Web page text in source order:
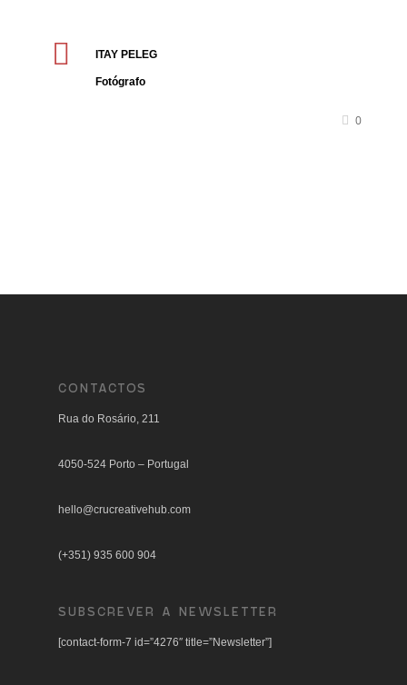
ITAY PELEG
Fotógrafo
0
CONTACTOS
Rua do Rosário, 211
4050-524 Porto – Portugal
hello@crucreativehub.com
(+351) 935 600 904
SUBSCREVER A NEWSLETTER
[contact-form-7 id=”4276″ title=”Newsletter”]